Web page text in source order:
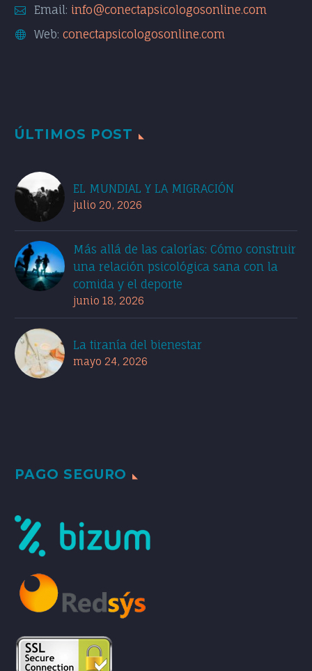
Email: info@conectapsicologosonline.com
Web: conectapsicologosonline.com
ÚLTIMOS POST
EL MUNDIAL Y LA MIGRACIÓN
julio 20, 2026
Más allá de las calorías: Cómo construir
una relación psicológica sana con la
comida y el deporte
junio 18, 2026
La tiranía del bienestar
mayo 24, 2026
PAGO SEGURO